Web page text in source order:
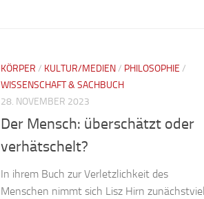
KÖRPER / KULTUR/MEDIEN/ PHILOSOPHIE /
WISSENSCHAFT & SACHBUCH
28. NOVEMBER 2023
Der Mensch: überschätzt oder
verhätschelt?
In ihrem Buch zur Verletzlichkeit des
Menschen nimmt sich Lisz Hirn zunächstviel